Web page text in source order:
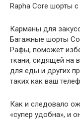
Rapha Core шорты
Карманы для
Багажные шорты
Рафы, поможет
ткани, сидящей на
для еды и других
таких как ваш
Как и следовало
«супер удобна», и